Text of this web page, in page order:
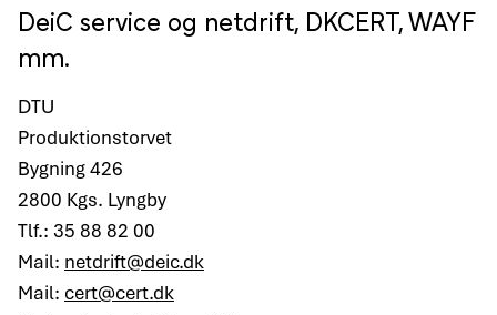
DeiC service og netdrift, DKCERT, WAYF
mm.
DTU
Produktionstorvet
Bygning 426
2800 Kgs. Lyngby
Tlf.: 35 88 82 00
Mail: netdrift@deic.dk
Mail: cert@cert.dk